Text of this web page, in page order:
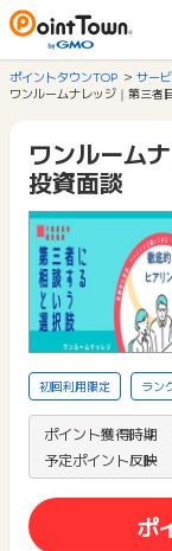
ポイントタウンTOP サー
ワンルームナレッジ｜第三者
ワンルーム
投資面談
初回利用限定 ラン
ポイント獲得時期
予定ポイント反映
ポ